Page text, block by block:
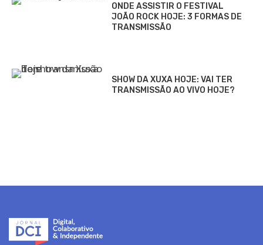
ONDE ASSISTIR O FESTIVAL
JOÃO ROCK HOJE: 3 FORMAS DE
TRANSMISSÃO
SHOW DA XUXA HOJE: VAI TER
TRANSMISSÃO AO VIVO HOJE?